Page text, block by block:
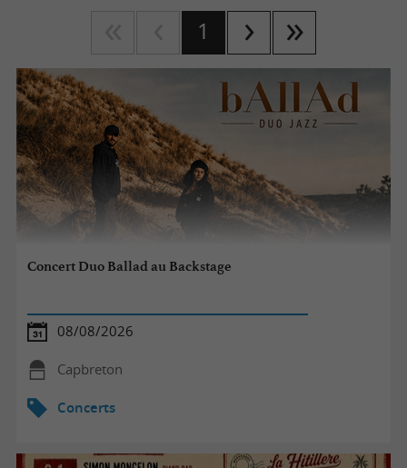
1
Concert Duo Ballad au Backstage
08/08/2026
Capbreton
Concerts